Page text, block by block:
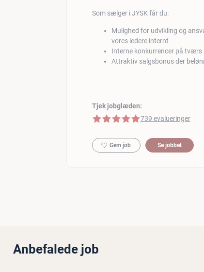
Som sælger i JYSK får du:
Mulighed for udvikling og
vores ledere internt
Interne konkurrencer på
Attraktiv salgsbonus der
Tjek jobglæden:
5 af 5 stjerner
739 evalueringer
Gem job Se jobbet
Anbefalede job